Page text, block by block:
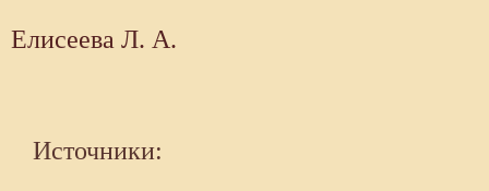
Елисеева Л. А.
Источники: